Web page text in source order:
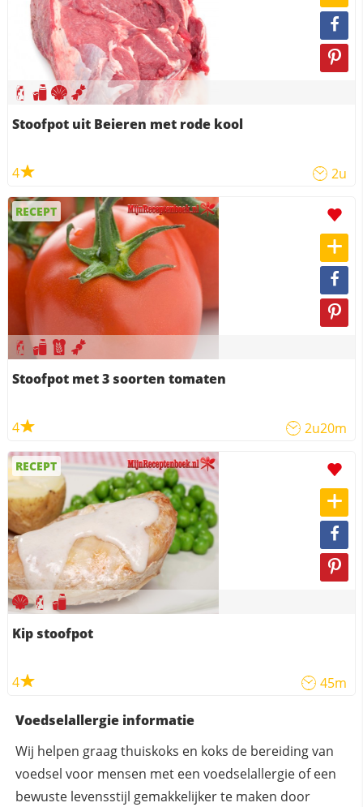
Stoofpot uit Beieren met rode kool
4 2u
RECEPT
Stoofpot met 3 soorten tomaten
4 2u20m
RECEPT
Kip stoofpot
4 45m
Voedselallergie informatie
Wij helpen graag thuiskoks en koks de bereiding van
voedsel voor mensen met een voedselallergie of een
bewuste levensstijl gemakkelijker te maken door